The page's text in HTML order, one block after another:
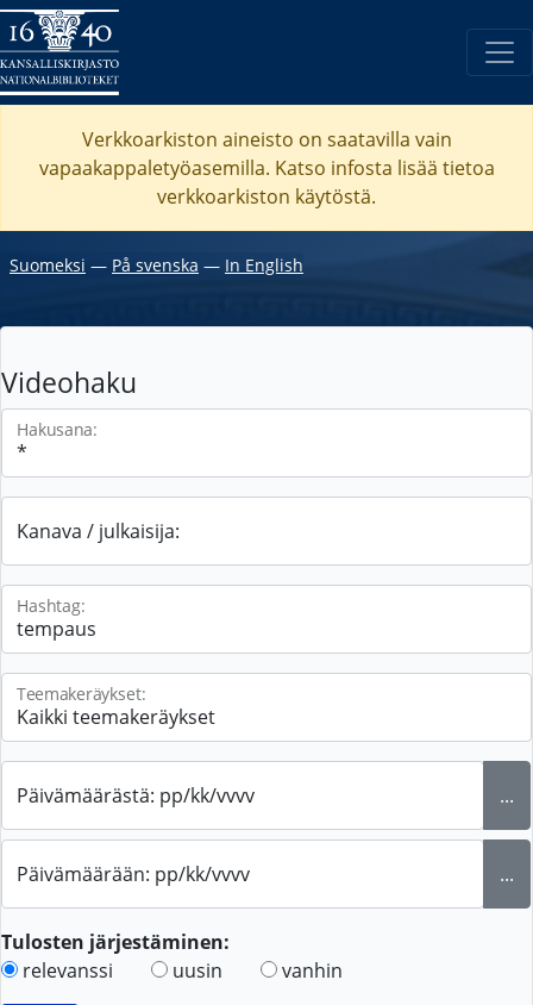
Verkkoarkiston aineisto on saatavilla vain
vapaakappaletyöasemilla. Katso infosta lisää tietoa
verkkoarkiston käytöstä.
Suomeksi ― På svenska ― In English
Videohaku
Hakusana:
Kanava / julkaisija:
Hashtag:
Teemakeräykset:
Päivämäärästä: pp/kk/vvvv ...
Päivämäärään: pp/kk/vvvv ...
Tulosten järjestäminen:
relevanssi
uusin vanhin